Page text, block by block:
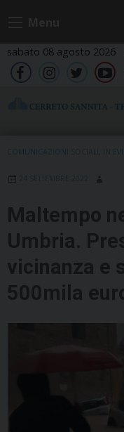
sabato 08 agosto 2026
fb yt